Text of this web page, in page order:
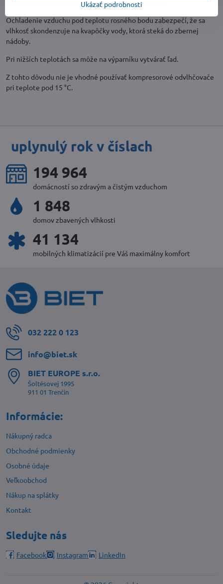
ochladenie vzduchu a neskôr tento vzduch zohreje.
Ochladenie vzduchu pod teplotu rosného bodu zabezpečí, že sa
vlhkosť skondenzuje na kvapôčky vody, ktorá steká do zbernej
nádoby.
Pri nižších teplotách sa môže na výparníku vytvárať ľad.
Z tohto dôvodu nie je vhodné používať kompresorové odvlhčovače
pri teplote pod 15 °C.
uplynulý rok v číslach
212 688
domácností so zdravým a čistým vzduchom
2 016
domov zbavených vlhkosti
44 902
mobilných klimatizácií pre Váš maximálny komfort
032 222 0 123
info​@biet​.sk
BIET EUROPE s​.r​.o​.
Šoltésovej 1995
911 01 Trenčín
Informácie:
Nákupný radca
Obchodné podmienky
Osobné údaje
Veľkoobchod
Nákup na splátky
Kontakt
Sledujte nás
Facebook Instagram LinkedIn
Ukázať podrobnosti